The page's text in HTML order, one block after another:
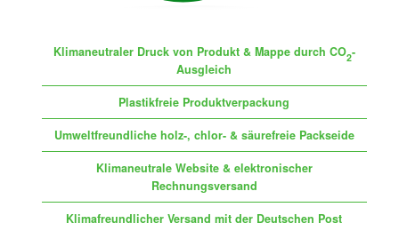
Klimaneutraler Druck von Produkt & Mappe durch CO2-
Ausgleich
Plastikfreie Produktverpackung
Umweltfreundliche holz-, chlor- & säurefreie Packseide
Klimaneutrale Website & elektronischer
Rechnungsversand
Klimafreundlicher Versand mit der Deutschen Post